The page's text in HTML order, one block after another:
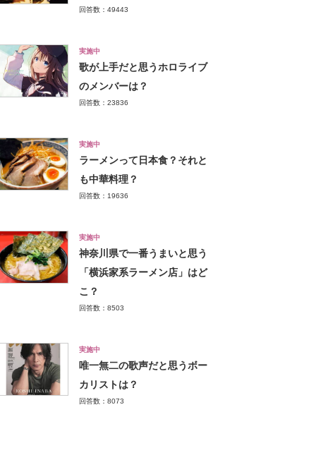
回答数：49443
実施中
歌が上手だと思うホロライブ
のメンバーは？
回答数：23836
実施中
ラーメンって日本食？それと
も中華料理？
回答数：19636
実施中
神奈川県で一番うまいと思う
「横浜家系ラーメン店」はど
こ？
回答数：8503
実施中
唯一無二の歌声だと思うボー
カリストは？
回答数：8073